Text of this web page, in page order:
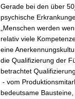
Gerade bei den über
psychische
„Menschen werden
relativ viele
eine
die Qualifizierung der
betrachtet
- vom
bedeutsame